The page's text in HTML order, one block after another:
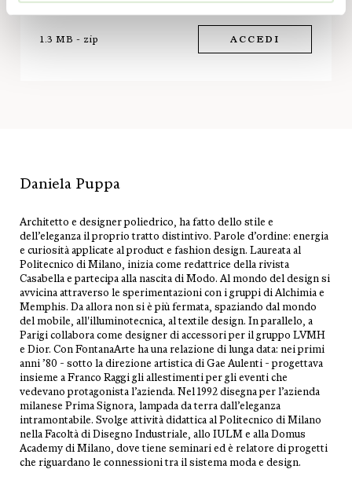
1.3 MB - zip ACCEDI
Daniela Puppa
Architetto e designer poliedrico, ha fatto dello stile e
dell’eleganza il proprio tratto distintivo. Parole d’ordine: energia
e curiosità applicate al product e fashion design. Laureata al
Politecnico di Milano, inizia come redattrice della rivista
Casabella e partecipa alla nascita di Modo. Al mondo del design si
avvicina attraverso le sperimentazioni con i gruppi di Alchimia e
Memphis. Da allora non si è più fermata, spaziando dal mondo
del mobile, all'illuminotecnica, al textile design. In parallelo, a
Parigi collabora come designer di accessori per il gruppo LVMH
e Dior. Con FontanaArte ha una relazione di lunga data: nei primi
anni ’80 - sotto la direzione artistica di Gae Aulenti - progettava
insieme a Franco Raggi gli allestimenti per gli eventi che
vedevano protagonista l’azienda. Nel 1992 disegna per l’azienda
milanese Prima Signora, lampada da terra dall’eleganza
intramontabile. Svolge attività didattica al Politecnico di Milano
nella Facoltà di Disegno Industriale, allo IULM e alla Domus
Academy di Milano, dove tiene seminari ed è relatore di progetti
che riguardano le connessioni tra il sistema moda e design.